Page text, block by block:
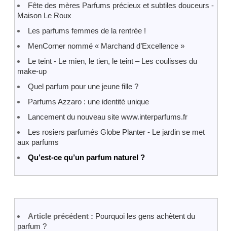
Fête des mères Parfums précieux et subtiles douceurs -
Maison Le Roux
Les parfums femmes de la rentrée !
MenCorner nommé « Marchand d’Excellence »
Le teint - Le mien, le tien, le teint – Les coulisses du
make-up
Quel parfum pour une jeune fille ?
Parfums Azzaro : une identité unique
Lancement du nouveau site www.interparfums.fr
Les rosiers parfumés Globe Planter - Le jardin se met
aux parfums
Qu’est-ce qu’un parfum naturel ?
Article précédent : Pourquoi les gens achètent du
parfum ?